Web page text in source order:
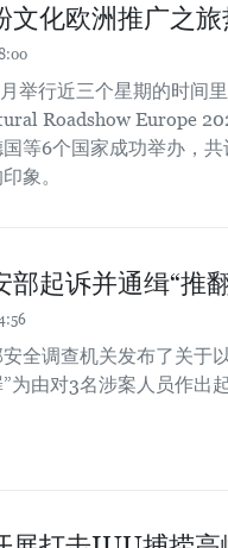
文化欧洲推广之
举行近三个星期的时间
Roadshow Europe
等6个国家成功举办，
象。
部起诉并通缉“推
全调查机关发布了关于
为由对3名涉案人员作出